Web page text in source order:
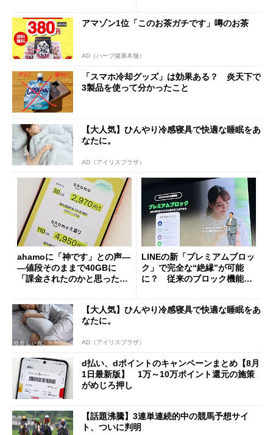
アマゾン1位「このお茶ガチです」噂のお茶
AD（ハーブ健康本舗）
「スマホ冷却グッズ」は効果ある？ 炎天下で
3製品を使って分かったこと
【大人気】ひんやり冷感寝具で快適な睡眠をあ
なたに。
AD（アイリスプラザ）
ahamoに「神です」との声―
―値段そのままで40GBに
「課金されたのかと思った」
LINEの新「プレミアムブロッ
ク」で完全な“絶縁”が可能
に？ 従来のブロック機能と
【大人気】ひんやり冷感寝具で快適な睡眠をあ
なたに。
AD（アイリスプラザ）
d払い、dポイントのキャンペーンまとめ【8月
1日最新版】 1万～10万ポイント還元の施策
がめじろ押し
【話題沸騰】3連単連続的中の競馬予想サイ
ト、ついに判明